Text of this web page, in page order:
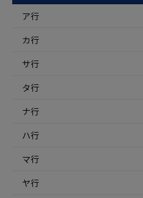
ア行
カ行
サ行
タ行
ナ行
ハ行
マ行
ヤ行